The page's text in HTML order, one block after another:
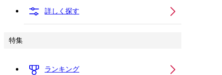
詳しく探す
特集
ランキング